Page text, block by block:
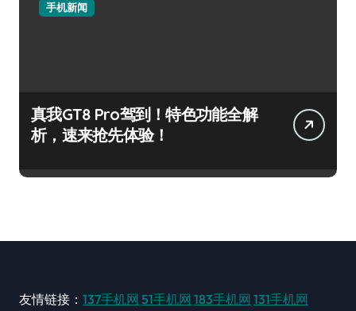
手机新闻
真我GT8 Pro驾到！特色功能全解
析，速来抢先体验！
友情链接： 137手机网 51手机网 183手机网 131手机网